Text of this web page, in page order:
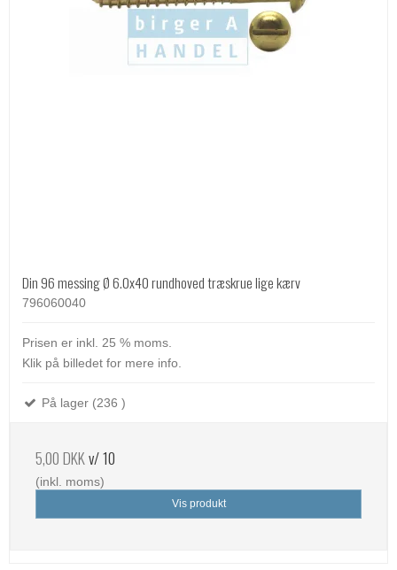
Din 96 messing Ø 6.0x40 rundhoved træskrue lige kærv
796060040
Prisen er inkl. 25 % moms.
Klik på billedet for mere info.
På lager (236 )
5,00 DKKv/ 10
(inkl. moms)
Vis produkt